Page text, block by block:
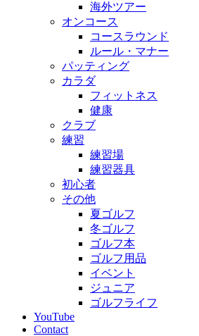
海外ツアー
オンコース
コースラウンド
ルール・マナー
パッティング
カラダ
フィットネス
健康
クラブ
練習
練習場
練習器具
初心者
その他
夏ゴルフ
冬ゴルフ
ゴルフ本
ゴルフ用品
イベント
ジュニア
ゴルフライフ
YouTube
Contact